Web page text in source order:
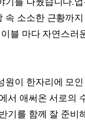
속 소소한 근황까
블 마다 자연스러
원이 한자리에 모
서 애써온 서로의
기를 함께 잘 준비